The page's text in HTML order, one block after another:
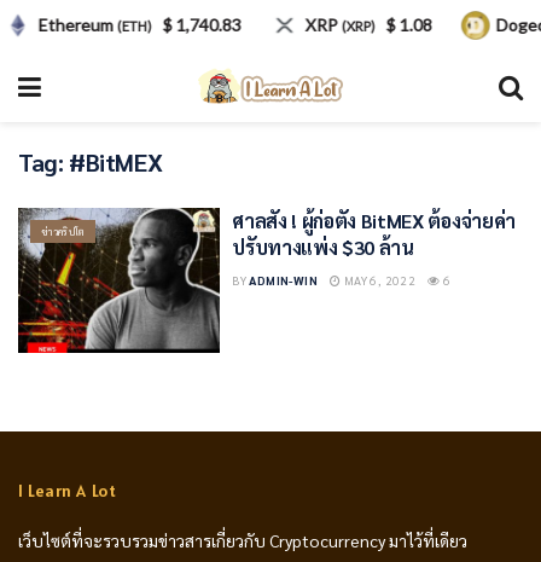
Tag: #BitMEX
ข่าวคริปโต
ศาลสั่ง ! ผู้ก่อตั้ง BitMEX ต้องจ่ายค่า
ปรับทางแพ่ง $30 ล้าน
BYADMIN-WIN MAY 6, 2022 6
I Learn A Lot
เว็บไซต์ที่จะรวบรวมข่าวสารเกี่ยวกับ Cryptocurrency มาไว้ที่เดียว
Ethereum (ETH) $ 1,740.83 XRP (XRP) $ 1.08